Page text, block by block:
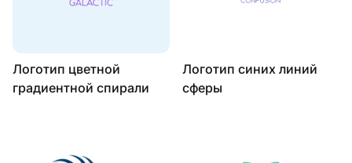
Логотип цветной
градиентной спирали
Логотип синих линий
сферы